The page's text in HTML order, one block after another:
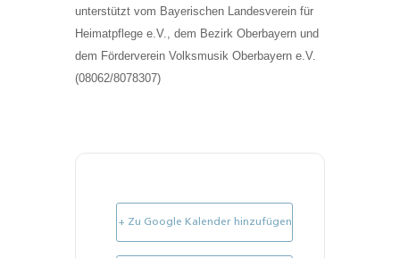
unterstützt vom Bayerischen Landesverein für
Heimatpflege e.V., dem Bezirk Oberbayern und
dem Förderverein Volksmusik Oberbayern e.V.
(08062/8078307)
+ Zu Google Kalender hinzufügen